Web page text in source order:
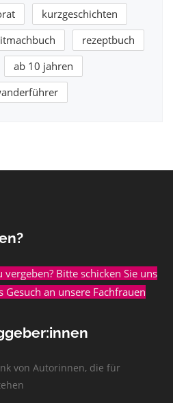
kurzgeschichten
rezeptbuch
ab 10 jahren
Bitte schicken Sie uns
an unsere Fachfrauen
von Autorinnen, die für